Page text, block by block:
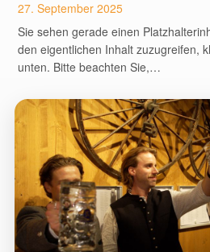
27. September 2025
Sie sehen gerade einen
den eigentlichen Inhalt zuzugreifen,
unten. Bitte beachten Sie,…